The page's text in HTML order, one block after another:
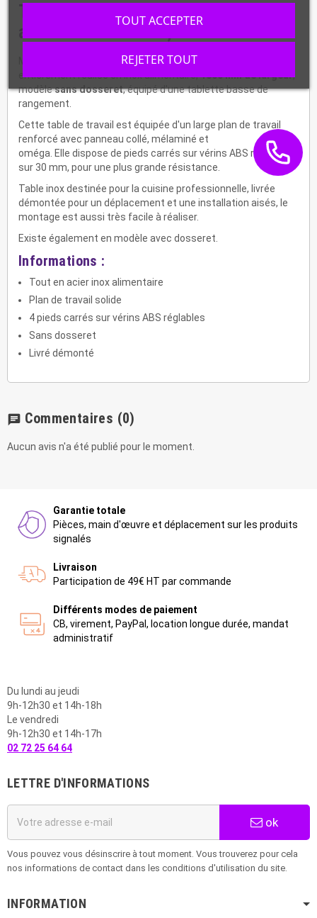
Table inox sans dosseret
Matériel professionnel de travail, de qualité supérieure,
entièrement réalisé en inox alimentaire,1800 mm de largeur,
modèlesans dosseret,équipé d'une tablette basse de
rangement.
Cette table de travail est équipée d'un large plan de travail
renforcé avec panneau collé, mélaminé et
oméga. Elle dispose de pieds carrés sur vérins ABS réglables
sur 30 mm, pour une plus grande résistance.
Table inox destinée pour la cuisine professionnelle, livrée
démontée pour un déplacement et une installation aisés, le
montage est aussi très facile à réaliser.
Existe également en modèle avec dosseret.
Informations :
Tout en acier inox alimentaire
Plan de travail solide
4 pieds carrés sur vérins ABS réglables
Sans dosseret
Livré démonté
chat Commentaires (0)
Aucun avis n'a été publié pour le moment.
Garantie totale
Pièces, main d'œuvre et déplacement sur les produits
signalés
Livraison
Participation de 49€ HT par commande
Différents modes de paiement
CB, virement, PayPal, location longue durée, mandat
administratif
Du lundi au jeudi
9h-12h30 et 14h-18h
Le vendredi
9h-12h30 et 14h-17h
02 72 25 64 64
LETTRE D'INFORMATIONS
ok
Vous pouvez vous désinscrire à tout moment. Vous trouverez pour cela
nos informations de contact dans les conditions d'utilisation du site.
INFORMATION
REJETER TOUT
TOUT ACCEPTER